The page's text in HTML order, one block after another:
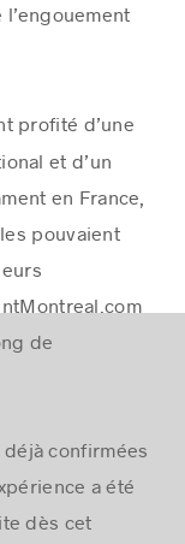
profité d’une
et d’un
en France,
pouvaient
de
déjà confirmées
a été
dès cet